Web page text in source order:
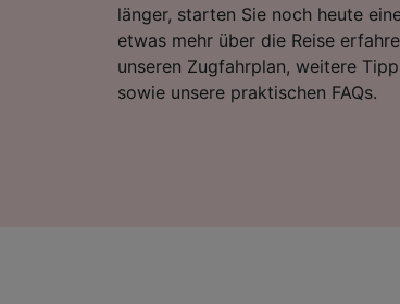
länger, starten Sie noch heute
etwas mehr über die Reise
unseren Zugfahrplan, weitere
sowie unsere praktischen FAQs.